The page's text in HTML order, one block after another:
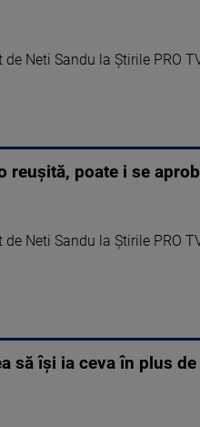
Neti Sandu la Știrile PRO
reușită, poate i se
Neti Sandu la Știrile PRO
să își ia ceva în plus